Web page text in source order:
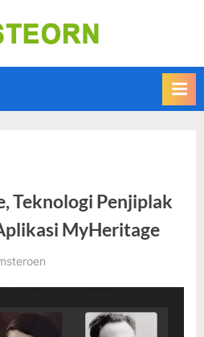
Informasi
Terkini dan
Informasi teknologi
terbaru dan
Teknologi Penjiplak
MyHeritage